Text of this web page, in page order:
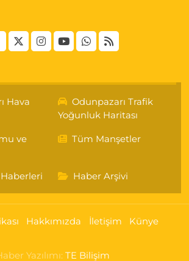
Hava
Odunpazarı Trafik
Yoğunluk Haritası
ve
Tüm Manşetler
Haber Arşivi
Hakkımızda İletişim Künye
Yazılımı: TE Bilişim